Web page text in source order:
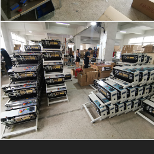
封口机生产
关于我们
公司简介
厂房设备
荣誉资质
合作伙伴
产品中心
自动封箱机
自动开箱机
自动打包机
查看更多>>